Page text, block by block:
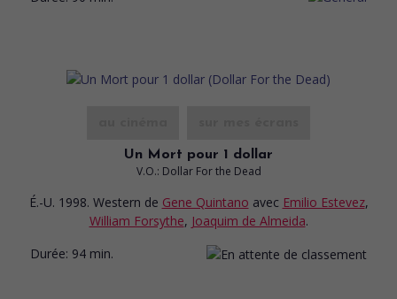
Un Mort pour 1 dollar
V.O.: Dollar For the Dead
É.-U. 1998. Western de Gene Quintano avec Emilio Estevez,
William Forsythe, Joaquim de Almeida.
Durée: 94 min.